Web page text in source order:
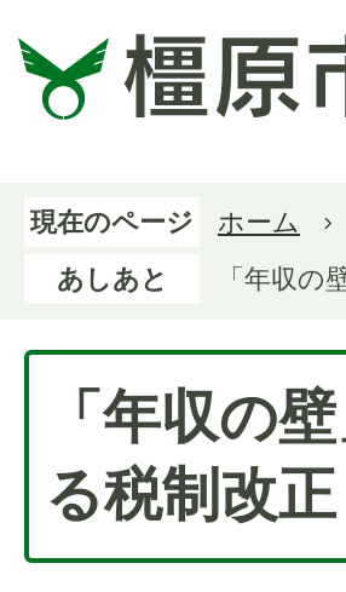
現在のページ ホーム
あしあと
「年収の
「年収の
る税制改正